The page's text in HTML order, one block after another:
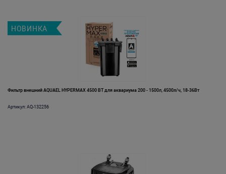
Фильтр внешний AQUAEL HYPERMAX 4500 ВТ для аквариума 200 - 1500л, 4500л/ч, 18-36Вт
Артикул: AQ-132256
НОВИНКА